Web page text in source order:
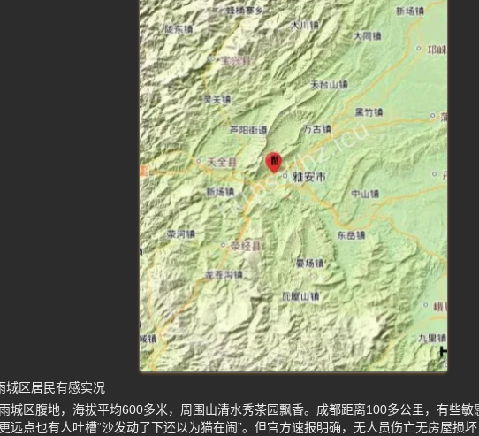
城区居民有感实况
城区腹地，海拔平均600多米，周围山清水秀茶园飘香。成都距离100多公里，有些敏
远点也有人吐槽“沙发动了下还以为猫在闹”。但官方速报明确，无人员伤亡无房屋损